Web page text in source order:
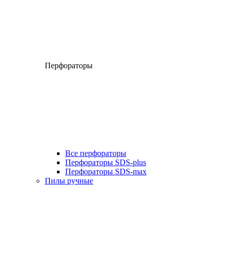
Перфораторы
Все перфораторы
Перфораторы SDS-plus
Перфораторы SDS-max
Пилы ручные